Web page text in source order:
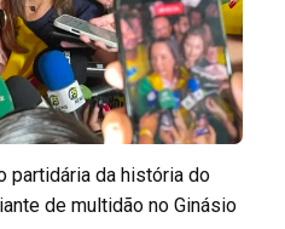
partidária da história do
de multidão no Ginásio